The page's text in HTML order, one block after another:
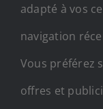
adapté à vos
navigation
Vous préférez
offres et